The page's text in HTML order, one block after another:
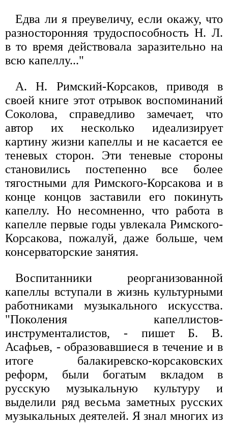
Едва ли я преувеличу, если окажу, что
разносторонняя трудоспособность Н. Л.
в то время действовала заразительно на
всю капеллу..."
А. Н. Римский-Корсаков, приводя в
своей книге этот отрывок воспоминаний
Соколова, справедливо замечает, что
автор их несколько идеализирует
картину жизни капеллы и не касается ее
теневых сторон. Эти теневые стороны
становились постепенно все более
тягостными для Римского-Корсакова и в
конце концов заставили его покинуть
капеллу. Но несомненно, что работа в
капелле первые годы увлекала Римского-
Корсакова, пожалуй, даже больше, чем
консерваторские занятия.
Воспитанники реорганизованной
капеллы вступали в жизнь культурными
работниками музыкального искусства.
"Поколения капеллистов-
инструменталистов, - пишет Б. В.
Асафьев, - образовавшиеся в течение и в
итоге балакиревско-корсаковских
реформ, были богатым вкладом в
русскую музыкальную культуру и
выделили ряд весьма заметных русских
музыкальных деятелей. Я знал многих из